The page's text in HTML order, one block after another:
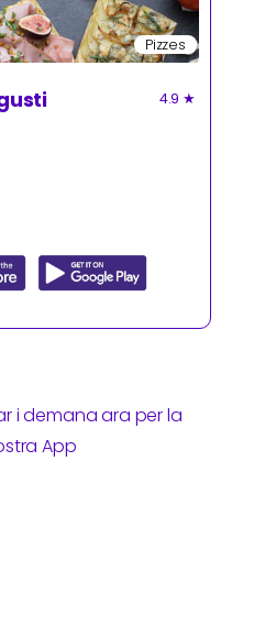
Pizzes
4.9 ★
i demana ara per la
App